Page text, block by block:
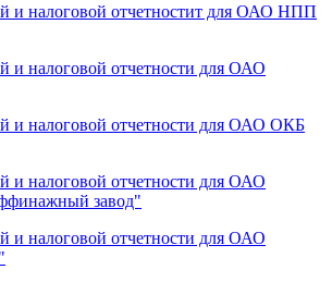
и налоговой отчетностит для ОАО НПП
и налоговой отчетности для ОАО
и налоговой отчетности для ОАО ОКБ
и налоговой отчетности для ОАО
завод"
и налоговой отчетности для ОАО